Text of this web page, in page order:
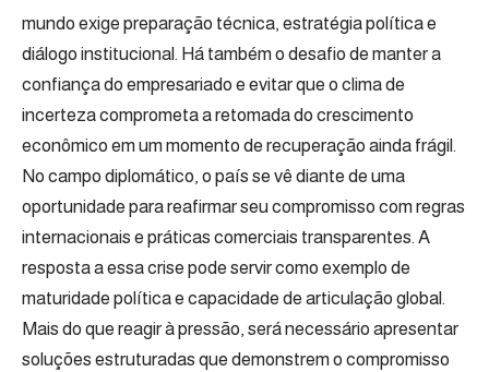
mundo exige preparação técnica, estratégia política e
diálogo institucional. Há também o desafio de manter a
confiança do empresariado e evitar que o clima de
incerteza comprometa a retomada do crescimento
econômico em um momento de recuperação ainda frágil.
No campo diplomático, o país se vê diante de uma
oportunidade para reafirmar seu compromisso com regras
internacionais e práticas comerciais transparentes. A
resposta a essa crise pode servir como exemplo de
maturidade política e capacidade de articulação global.
Mais do que reagir à pressão, será necessário apresentar
soluções estruturadas que demonstrem o compromisso